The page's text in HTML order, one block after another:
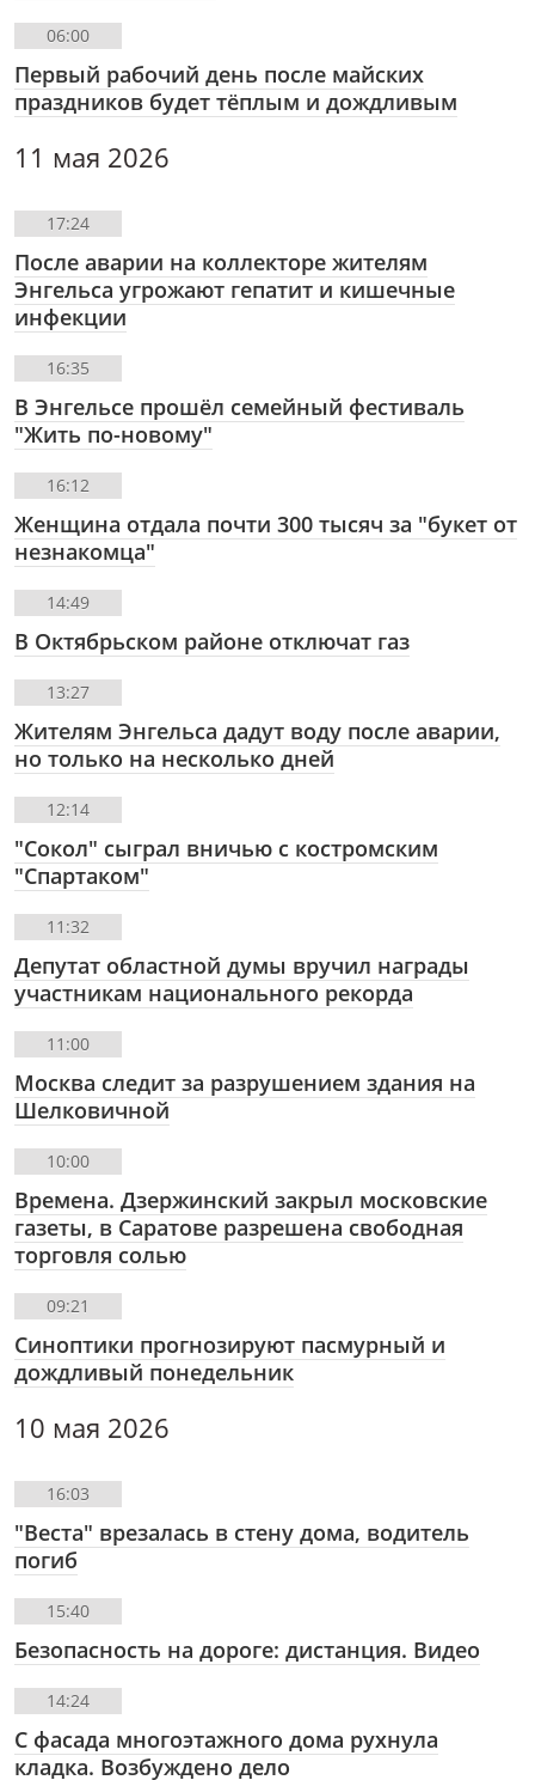
06:00
Первый рабочий день после майских
праздников будет тёплым и дождливым
11 мая 2026
17:24
После аварии на коллекторе жителям
Энгельса угрожают гепатит и кишечные
инфекции
16:35
В Энгельсе прошёл семейный фестиваль
"Жить по-новому"
16:12
Женщина отдала почти 300 тысяч за "букет от
незнакомца"
14:49
В Октябрьском районе отключат газ
13:27
Жителям Энгельса дадут воду после аварии,
но только на несколько дней
12:14
"Сокол" сыграл вничью с костромским
"Спартаком"
11:32
Депутат областной думы вручил награды
участникам национального рекорда
11:00
Москва следит за разрушением здания на
Шелковичной
10:00
Времена. Дзержинский закрыл московские
газеты, в Саратове разрешена свободная
торговля солью
09:21
Синоптики прогнозируют пасмурный и
дождливый понедельник
10 мая 2026
16:03
"Веста" врезалась в стену дома, водитель
погиб
15:40
Безопасность на дороге: дистанция. Видео
14:24
С фасада многоэтажного дома рухнула
кладка. Возбуждено дело